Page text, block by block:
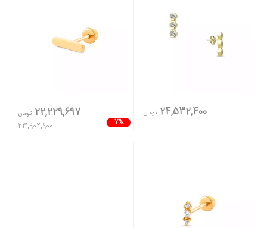
24,532,400 تومان
7%
22,229,697 تومان
23,902,900